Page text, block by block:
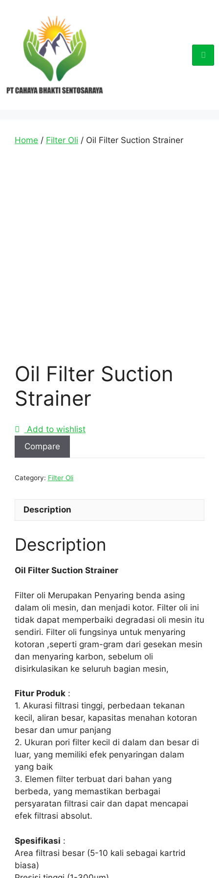
Home / Filter Oli / Oil Filter Suction Strainer
Oil Filter Suction
Strainer
Add to wishlist
Compare
Category: Filter Oli
Description
Description
Oil Filter Suction Strainer
Filter oli Merupakan Penyaring benda asing
dalam oli mesin, dan menjadi kotor. Filter oli ini
tidak dapat memperbaiki degradasi oli mesin itu
sendiri. Filter oli fungsinya untuk menyaring
kotoran ,seperti gram-gram dari gesekan mesin
dan menyaring karbon, sebelum oli
disirkulasikan ke seluruh bagian mesin,
Fitur Produk :
1. Akurasi filtrasi tinggi, perbedaan tekanan
kecil, aliran besar, kapasitas menahan kotoran
besar dan umur panjang
2. Ukuran pori filter kecil di dalam dan besar di
luar, yang memiliki efek penyaringan dalam
yang baik
3. Elemen filter terbuat dari bahan yang
berbeda, yang memastikan berbagai
persyaratan filtrasi cair dan dapat mencapai
efek filtrasi absolut.
Spesifikasi :
Area filtrasi besar (5-10 kali sebagai kartrid
biasa)